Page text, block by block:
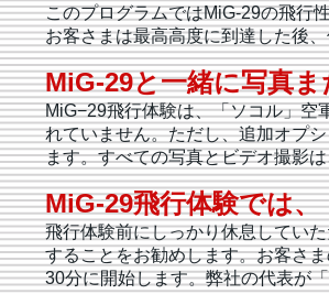
このプログラムではMiG-29の飛行
お客さまは最高高度に到達した後
MiG-29と一緒に写真
MiG−29飛行体験は、「ソコル」空
れていません。ただし、追加オプ
ます。すべての写真とビデオ撮影
MiG-29飛行体験では
飛行体験前にしっかり休息してい
することをお勧めします。お客さ
30分に開始します。弊社の代表が